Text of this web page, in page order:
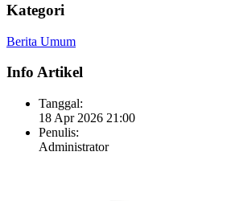
Kategori
Berita Umum
Info Artikel
Tanggal:
18 Apr 2026 21:00
Penulis:
Administrator